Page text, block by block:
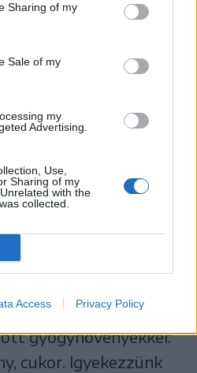
Sharing of my
Sale of my
my
Advertising.
Use,
Sharing of my
with the
collected.
Access Privacy Policy
például
cukor
szükséges
alsó és felső réteg
berétegezzük
gyógynövényekkel:
cukor. Igyekezzünk